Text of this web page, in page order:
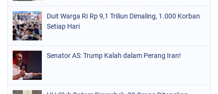
Duit Warga RI Rp 9,1 Triliun Dimaling, 1.000 Korban
Setiap Hari
Senator AS: Trump Kalah dalam Perang Iran!